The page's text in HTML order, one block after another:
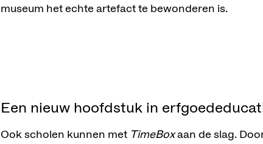
museum het echte artefact te bewonderen is.
Een nieuw hoofdstuk in
Ook scholen kunnen met TimeBoxaan de slag.